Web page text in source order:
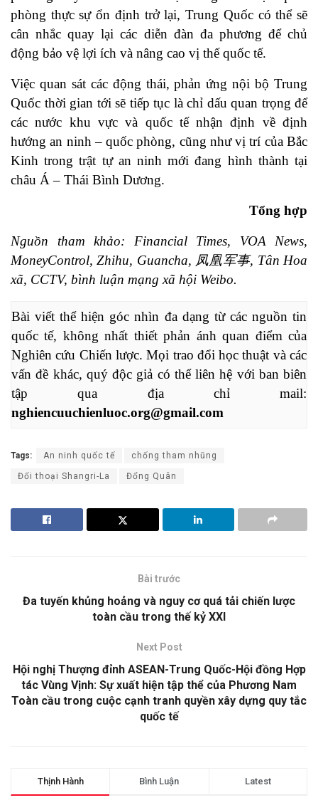
phòng thực sự ổn định trở lại, Trung Quốc có thể sẽ
cân nhắc quay lại các diễn đàn đa phương để chủ
động bảo vệ lợi ích và nâng cao vị thế quốc tế.
Việc quan sát các động thái, phản ứng nội bộ Trung
Quốc thời gian tới sẽ tiếp tục là chỉ dấu quan trọng để
các nước khu vực và quốc tế nhận định về định
hướng an ninh – quốc phòng, cũng như vị trí của Bắc
Kinh trong trật tự an ninh mới đang hình thành tại
châu Á – Thái Bình Dương.
Tổng hợp
Nguồn tham khảo: Financial Times, VOA News,
MoneyControl, Zhihu, Guancha, 凤凰军事, Tân Hoa
xã, CCTV, bình luận mạng xã hội Weibo.
Bài viết thể hiện góc nhìn đa dạng từ các nguồn tin
quốc tế, không nhất thiết phản ánh quan điểm của
Nghiên cứu Chiến lược. Mọi trao đổi học thuật và các
vấn đề khác, quý độc giả có thể liên hệ với ban biên
nghiencuuchienluoc.org@gmail.com
Tags: An ninh quốc tế chống tham nhũng
Đối thoại Shangri-La Đổng Quân
Bài trước
Đa tuyến khủng hoảng và nguy cơ quá tải chiến lược
toàn cầu trong thế kỷ XXI
Next Post
Hội nghị Thượng đỉnh ASEAN-Trung Quốc-Hội đồng Hợp
tác Vùng Vịnh: Sự xuất hiện tập thể của Phương Nam
Toàn cầu trong cuộc cạnh tranh quyền xây dựng quy tắc
quốc tế
Thịnh Hành Bình Luận Latest